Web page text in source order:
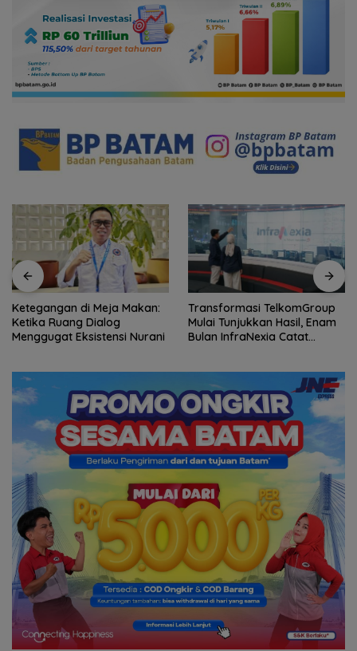
Ketegangan di Meja Makan:
Ketika Ruang Dialog
Menggugat Eksistensi Nurani
Transformasi TelkomGroup
Mulai Tunjukkan Hasil, Enam
Bulan InfraNexia Catat